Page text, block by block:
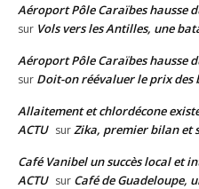
Aéroport Pôle Caraïbes hausse
sur Vols vers les Antilles, une
Aéroport Pôle Caraïbes hausse
sur Doit-on réévaluer le prix des
Allaitement et chlordécone
ACTU surZika, premier bilan et
Café Vanibel un succès local et
ACTU sur Café de Guadeloupe,